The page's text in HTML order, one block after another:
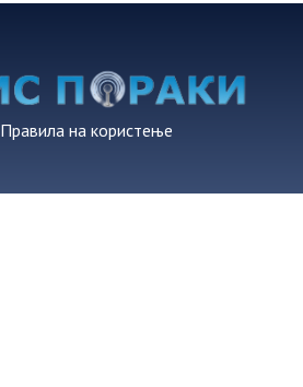
Правила на користење